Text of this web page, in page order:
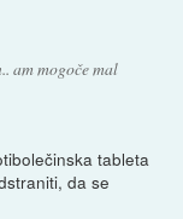
am mogoče mal
tableta
da se